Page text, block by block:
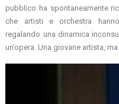
pubblico ha spontaneamente
che artisti e orchestra
regalando una dinamica
un’opera. Una giovane artista,